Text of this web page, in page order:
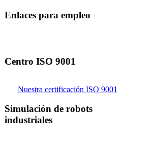
Enlaces para empleo
Centro ISO 9001
Nuestra certificación ISO 9001
Simulación de robots
industriales